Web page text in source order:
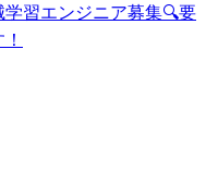
習エンジニア募集🔍要